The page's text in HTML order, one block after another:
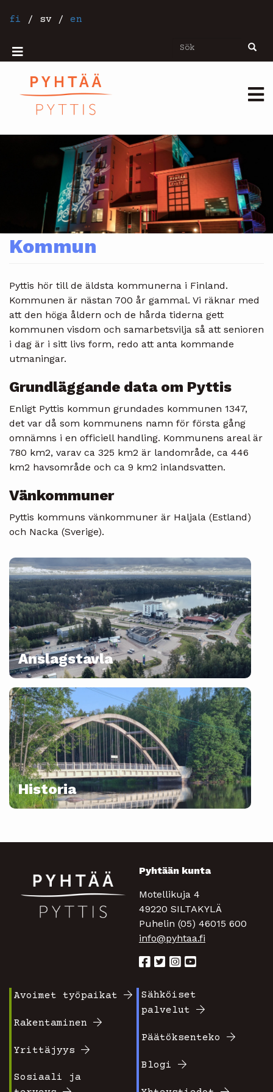
tillfi / sv / en
Sök Sök
Mobiilivalikko
Kommun
Pyttis hör till de äldsta kommunerna i Finland.
Kommunen är nästan 700 år gammal. Vi räknar med
att den höga åldern och de hårda tiderna gett
kommunen visdom och samarbetsvilja så att senioren
i dag är i sitt livs form, redo att anta kommande
utmaningar.
Grundläggande data om Pyttis
Enligt Pyttis kommun grundades kommunen 1347,
det var då som kommunens namn för första gång
omnämns i en officiell handling. Kommunens areal är
780 km2, varav ca 325 km2 är landområde, ca 446
km2 havsområde och ca 9 km2 inlandsvatten.
Vänkommuner
Pyttis kommuns vänkommuner är Haljala (Estland)
och Nacka (Sverige).
Anslagstavla
Historia
Pyhtään kunta
Motellikuja 4
49220 SILTAKYLÄ
Puhelin (05) 46015 600
info@pyhtaa.fi
valikko
1
Avoimet työpaikat
Rakentaminen
Yrittäjyys
Sosiaali ja
Footer
2
Sähköiset
palvelut
Päätöksenteko
Blogi